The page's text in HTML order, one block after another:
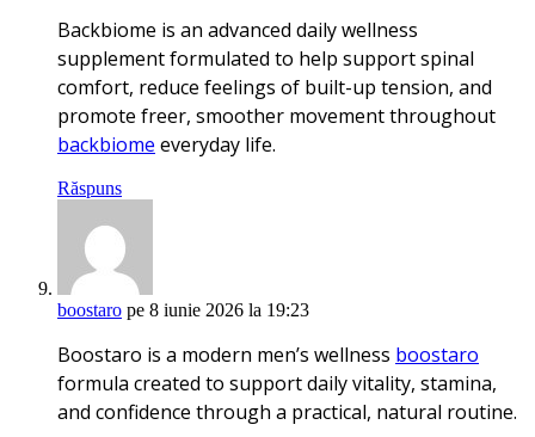
Backbiome is an advanced daily wellness
supplement formulated to help support spinal
comfort, reduce feelings of built-up tension, and
promote freer, smoother movement throughout
backbiome everyday life.
Răspuns
boostaro pe 8 iunie 2026 la 19:23
Boostaro is a modern men’s wellness boostaro
formula created to support daily vitality, stamina,
and confidence through a practical, natural routine.